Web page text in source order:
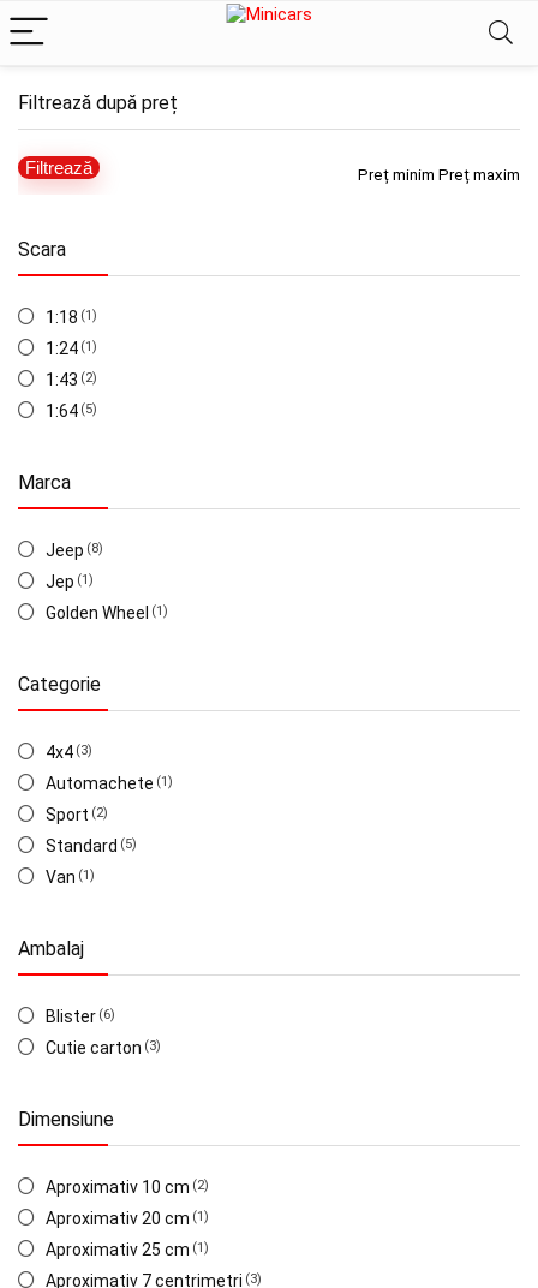
Filtrează după preț
Preț minim Preț maxim
Filtrează
Scara
1:18 (1)
1:24 (1)
1:43 (2)
1:64 (5)
Marca
Jeep (8)
Jep (1)
Golden Wheel (1)
Categorie
4x4 (3)
Automachete (1)
Sport (2)
Standard (5)
Van (1)
Ambalaj
Blister (6)
Cutie carton (3)
Dimensiune
Aproximativ 10 cm (2)
Aproximativ 20 cm (1)
Aproximativ 25 cm (1)
Aproximativ 7 centrimetri (3)